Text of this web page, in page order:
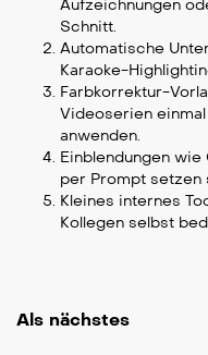
Aufzeichnungen
Schnitt.
Automatische
Karaoke-
Farbkorrektur-
Videoserien
anwenden.
Einblendungen
per Prompt setzen
Kleines internes
Kollegen selbst
Als nächstes